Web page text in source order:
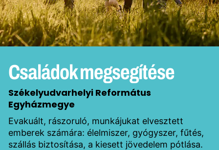
Családok megsegítése
Székelyudvarhelyi Református
Egyházmegye
Evakuált, rászoruló, munkájukat elvesztett
emberek számára: élelmiszer, gyógyszer, fűtés,
szállás biztosítása, a kiesett jövedelem pótlása.